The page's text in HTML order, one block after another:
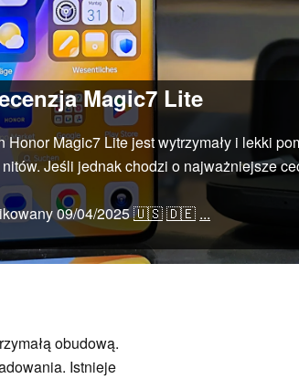
Magic7 Lite
Honor Magic7 Lite jest wytrzymały i lekki
Jeśli jednak chodzi o najważniejsze
09/04/2025🇺🇸🇩🇪 ...
obudową.
Istnieje